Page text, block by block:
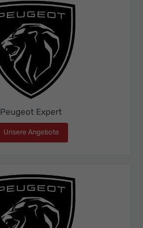
Peugeot Expert
Unsere Angebote